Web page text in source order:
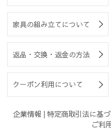
家具の組み立てについて
返品・交換・返金の方法
クーポン利用について
企業情報 | 特定商取引法に基
ご利